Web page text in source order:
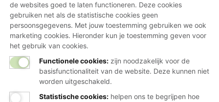
de websites goed te laten functioneren. Deze cookies
gebruiken net als de statistische cookies geen
persoonsgegevens. Met jouw toestemming gebruiken we ook
marketing cookies. Hieronder kun je toestemming geven voor
het gebruik van cookies.
Functionele cookies: zijn noodzakelijk voor de
basisfunctionaliteit van de website. Deze kunnen niet
worden uitgeschakeld.
Statistische cookies: helpen ons te begrijpen hoe